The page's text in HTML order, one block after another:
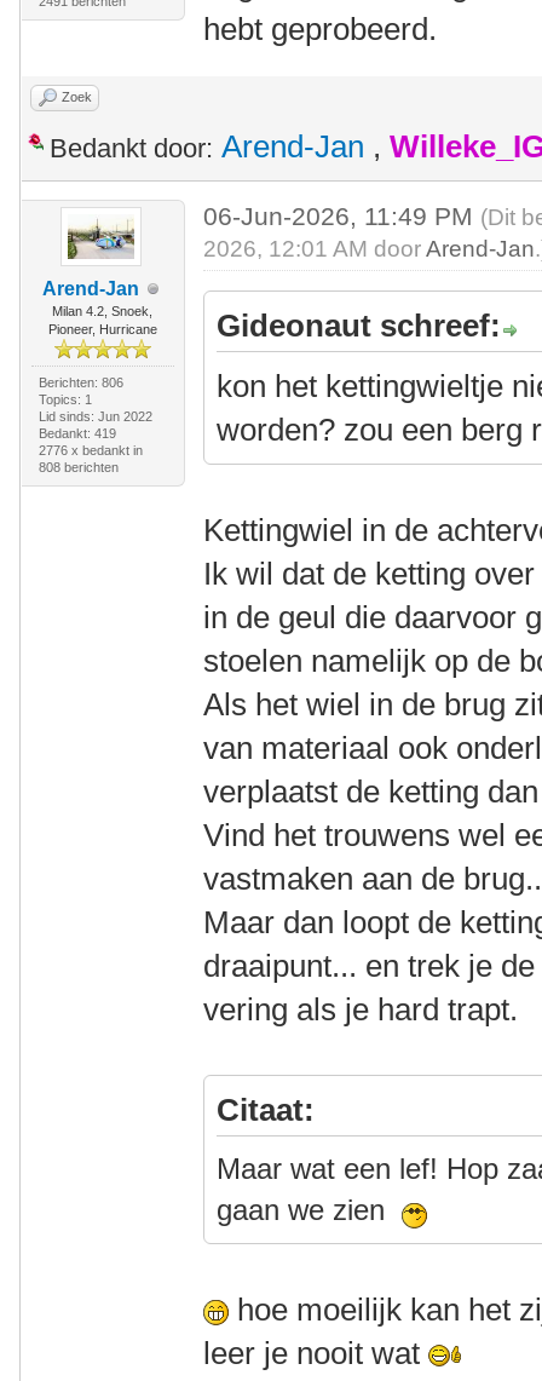
hebt geprobeerd.
Zoek
Bedankt door: Arend-Jan ,
Arend-Jan
Milan 4.2, Snoek,
Pioneer, Hurricane
Berichten: 806
Topics: 1
Lid sinds: Jun 2022
Bedankt: 419
2776 x bedankt in
808 berichten
06-Jun-2026, 11:49 PM (Dit
2026, 12:01 AM doorArend-Jan
Gideonaut schreef:
kon het kettingwieltje
worden? zou een berg
Kettingwiel in de
Ik wil dat de ketting
in de geul die daarvoor
stoelen namelijk op de
Als het wiel in de brug
van materiaal ook
verplaatst de ketting
Vind het trouwens wel
vastmaken aan de
Maar dan loopt de
draaipunt... en trek je
vering als je hard trapt.
Citaat:
Maar wat een lef! Hop
gaan we zien
hoe moeilijk kan het
leer je nooit wat